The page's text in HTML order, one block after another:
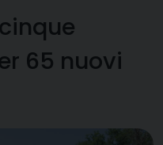
65 nuovi